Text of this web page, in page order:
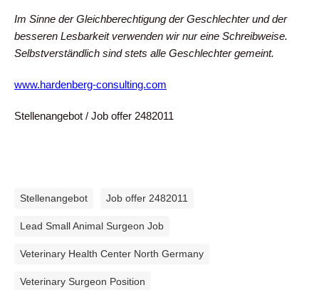
Im Sinne der Gleichberechtigung der Geschlechter und der
besseren Lesbarkeit verwenden wir nur eine Schreibweise.
Selbstverständlich sind stets alle Geschlechter gemeint.
www.hardenberg-consulting.com
Stellenangebot / Job offer 2482011
Stellenangebot Job offer 2482011
Lead Small Animal Surgeon Job
Veterinary Health Center North Germany
Veterinary Surgeon Position